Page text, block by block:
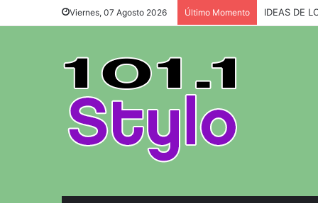
Viernes, 07 Agosto 2026 Último Momento IDEAS DE